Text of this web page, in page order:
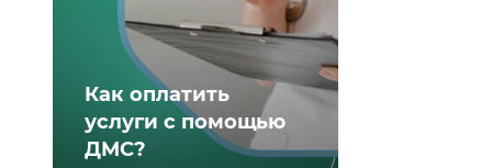
Как оплатить
услуги с помощью
ДМС?